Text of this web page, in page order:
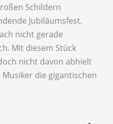
Schildern
Jubiläumsfest.
nicht gerade
Mit diesem Stück
nicht davon abhielt
die gigantischen